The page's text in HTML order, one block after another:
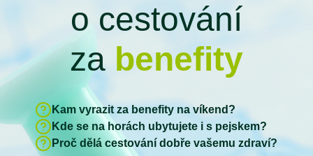
o cestování
za benefity
Kam vyrazit za benefity na víkend?
Kde se na horách ubytujete i s pejskem?
Proč dělá cestování dobře vašemu zdraví?